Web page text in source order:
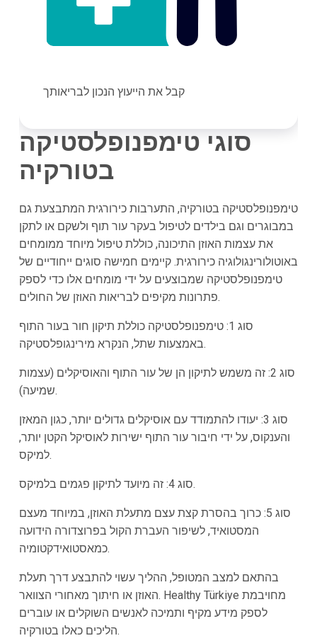
קבל את הייעוץ הנכון לבריאותך
סוגי טימפנופלסטיקה
בטורקיה
טימפנופלסטיקה בטורקיה, התערבות כירורגית המתבצעת גם
במבוגרים וגם בילדים לטיפול בעקר עור תוף ולשקם או לתקן
את עצמות האוזן התיכונה, כוללת טיפול מיוחד ממומחים
באוטולורינגולוגיה כירורגית. קיימים חמישה סוגים ייחודיים של
טימפנופלסטיקה שמבוצעים על ידי מומחים אלו כדי לספק
פתרונות מקיפים לבריאות האוזן של החולים.
סוג 1: טימפנופלסטיקה כוללת תיקון חור בעור התוף
באמצעות שתל, הנקרא מירינגופלסטיקה.
סוג 2: זה משמש לתיקון הן של עור התוף והאוסיקלים (עצמות
שמיעה).
סוג 3: יעודו להתמודד עם אוסיקלים גדולים יותר, כגון המאזן
והענקוס, על ידי חיבור עור התוף ישירות לאוסיקל הקטן יותר,
למיקס.
סוג 4: זה מיועד לתיקון פגמים בלמיקס.
סוג 5: כרוך בהסרת קצת עצם מתעלת האוזן, במיוחד מעצם
המסטואיד, לשיפור העברת הקול בפרוצדורה הידועה
כמאסטואידקטומיה.
בהתאם למצב המטופל, ההליך עשוי להתבצע דרך תעלת
האוזן או חיתוך מאחורי הצוואר. Healthy Türkiye מחויבמת
לספק מידע מקיף ותמיכה לאנשים השוקלים או עוברים
הליכים כאלו בטורקיה.